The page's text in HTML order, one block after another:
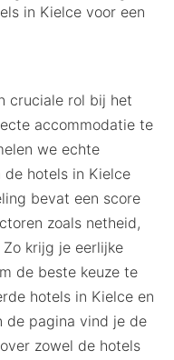
in Kielce voor een
cruciale rol bij het
accommodatie te
we echte
hotels in Kielce
bevat een score
zoals netheid,
krijg je eerlijke
de beste keuze te
hotels in Kielce en
de pagina vind je de
zowel de hotels